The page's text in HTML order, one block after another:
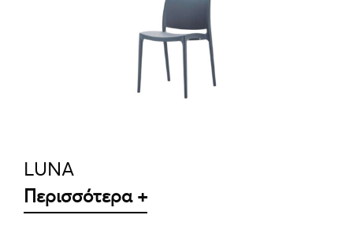
ΛΕΠΤΟΜΈΡΕΙΕΣ
LUNA
Περισσότερα +